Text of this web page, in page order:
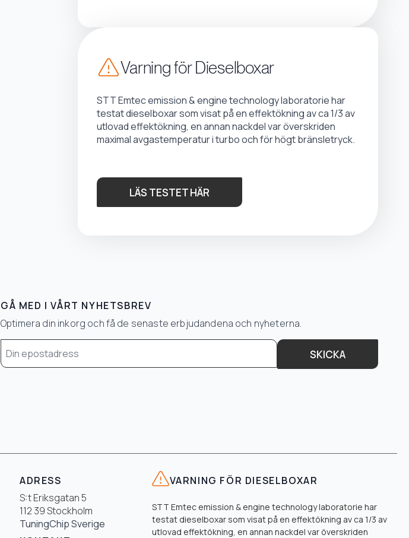
Varning för Dieselboxar
STT Emtec emission & engine technology laboratorie har
testat dieselboxar som visat på en effektökning av ca 1/3 av
utlovad effektökning, en annan nackdel var överskriden
maximal avgastemperatur i turbo och för högt bränsletryck.
LÄS TESTET HÄR
GÅ MED I VÅRT NYHETSBREV
Optimera din inkorg och få de senaste erbjudandena och nyheterna.
Email
* SKICKA
ADRESS
S:t Eriksgatan 5
112 39 Stockholm
TuningChip Sverige
VARNING FÖR DIESELBOXAR
STT Emtec emission & engine technology laboratorie har
testat dieselboxar som visat på en effektökning av ca 1/3 av
utlovad effektökning, en annan nackdel var överskriden